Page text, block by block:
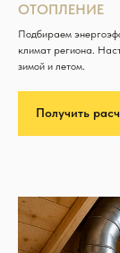
ОТОПЛЕНИЕ
Подбираем
климат региона.
зимой и летом.
Получить